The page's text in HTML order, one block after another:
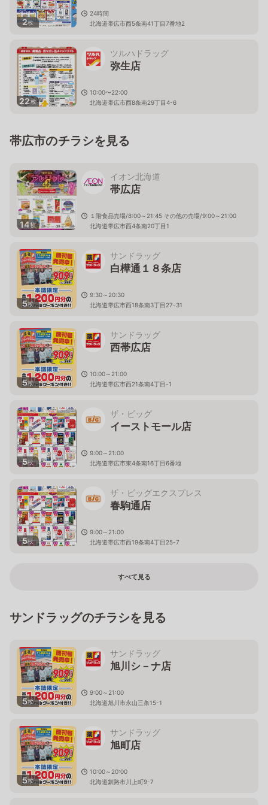
2枚
24時間
北海道帯広市西5条南41丁目7番地2
22枚
ツルハドラッグ
弥生店
10:00〜22:00
北海道帯広市西8条南29丁目4-6
帯広市のチラシを見る
14枚
イオン北海道
帯広店
１階食品売場/8:00～21:45 その他の売場/9:00～21:00
北海道帯広市西4条南20丁目1
5枚
サンドラッグ
白樺通１８条店
9:30～20:30
北海道帯広市西18条南3丁目27-31
5枚
サンドラッグ
西帯広店
10:00～21:00
北海道帯広市西21条南4丁目-1
5枚
ザ・ビッグ
イーストモール店
9:00～21:00
北海道帯広市東4条南16丁目6番地
5枚
ザ・ビッグエクスプレス
春駒通店
9:00～21:00
北海道帯広市西19条南4丁目25-7
すべて見る
サンドラッグのチラシを見る
5枚
サンドラッグ
旭川シ－ナ店
9:00～21:00
北海道旭川市永山三条15-1
5枚
サンドラッグ
旭町店
10:00～20:00
北海道釧路市川上町9-7